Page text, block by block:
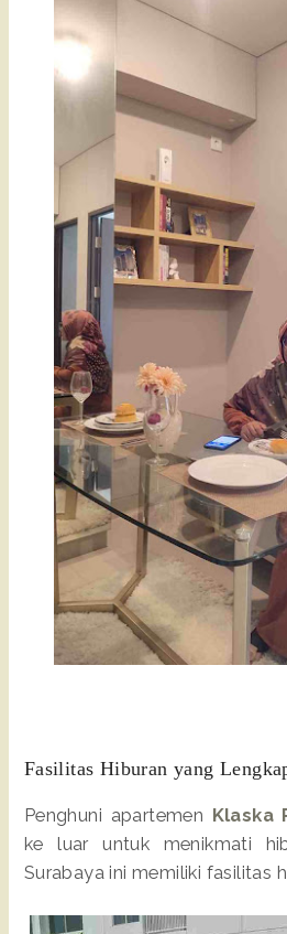
Fasilitas Hiburan yang
Penghuni apartemen Klaska
ke luar untuk menikmati
Surabaya ini memiliki fasilitas